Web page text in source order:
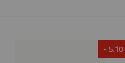
- 5.10